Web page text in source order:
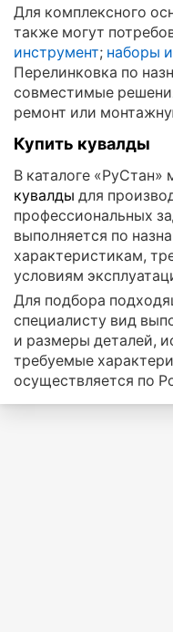
Для комплексного
также могут
инструмент; наборы
Перелинковка по
совместимые
ремонт или
Купить кувалды
В каталоге
кувалды для
профессиональных
выполняется по
характеристикам,
условиям
Для подбора
специалисту вид
и размеры деталей,
требуемые
осуществляется по